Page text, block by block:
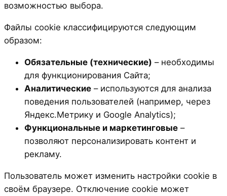
возможностью выбора.
Файлы cookie классифицируются следующим
образом:
Обязательные (технические) – необходимы
для функционирования Сайта;
Аналитические – используются для анализа
поведения пользователей (например, через
Яндекс.Метрику и Google Analytics);
Функциональные и маркетинговые –
позволяют персонализировать контент и
рекламу.
Пользователь может изменить настройки cookie в
своём браузере. Отключение cookie может